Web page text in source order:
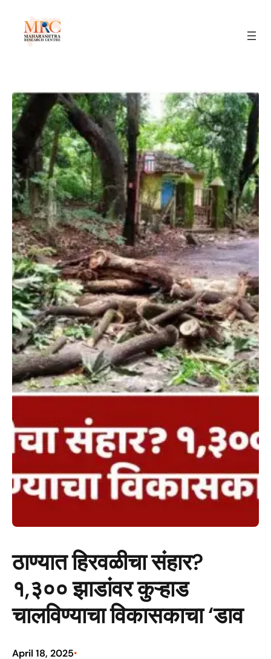
ठाण्यात हिरवळीचा संहार?
१,३०० झाडांवर कुऱ्हाड
चालविण्याचा विकासकाचा ‘डाव
April 18, 2025•